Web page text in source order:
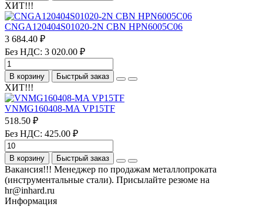
ХИТ!!!
CNGA120404S01020-2N CBN HPN6005C06
3 684.40 ₽
Без НДС: 3 020.00 ₽
В корзину Быстрый заказ
ХИТ!!!
VNMG160408-MA VP15TF
518.50 ₽
Без НДС: 425.00 ₽
В корзину Быстрый заказ
Вакансия!!! Менеджер по продажам металлопроката
(инструментальные стали). Присылайте резюме на
hr@inhard.ru
Информация